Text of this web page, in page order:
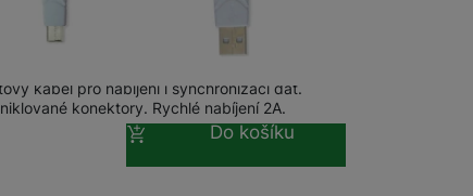
nebo reklamy jak
kabel USB USB-C, 1m, White
kabel pro nabíjení i synchronizaci dat.
konektory. Rychlé nabíjení 2A.
Do košíku